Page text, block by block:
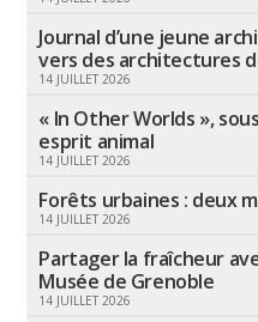
Journal d’une jeune
vers des architectures
14 JUILLET 2026
« In Other Worlds »,
esprit animal
14 JUILLET 2026
Forêts urbaines : deux
14 JUILLET 2026
Partager la fraîcheur
Musée de Grenoble
14 JUILLET 2026